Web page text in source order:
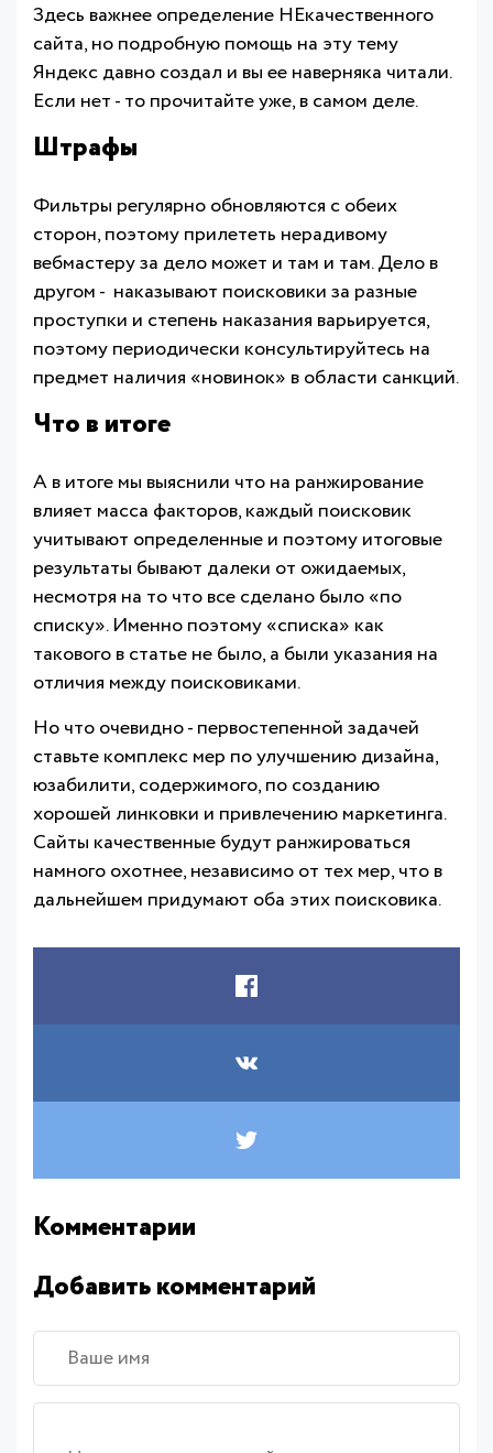
Здесь важнее определение НЕкачественного
сайта, но подробную помощь на эту тему
Яндекс давно создал и вы ее наверняка читали.
Если нет - то прочитайте уже, в самом деле.
Штрафы
Фильтры регулярно обновляются с обеих
сторон, поэтому прилететь нерадивому
вебмастеру за дело может и там и там. Дело в
другом - наказывают поисковики за разные
проступки и степень наказания варьируется,
поэтому периодически консультируйтесь на
предмет наличия «новинок» в области санкций.
Что в итоге
А в итоге мы выяснили что на ранжирование
влияет масса факторов, каждый поисковик
учитывают определенные и поэтому итоговые
результаты бывают далеки от ожидаемых,
несмотря на то что все сделано было «по
списку». Именно поэтому «списка» как
такового в статье не было, а были указания на
отличия между поисковиками.
Но что очевидно - первостепенной задачей
ставьте комплекс мер по улучшению дизайна,
юзабилити, содержимого, по созданию
хорошей линковки и привлечению маркетинга.
Сайты качественные будут ранжироваться
намного охотнее, независимо от тех мер, что в
дальнейшем придумают оба этих поисковика.
Комментарии
Добавить комментарий